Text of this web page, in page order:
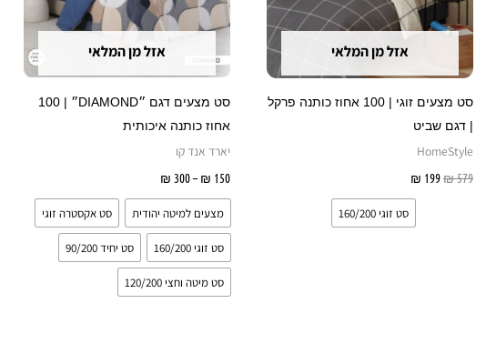
אזל מן המלאי
סט מצעים זוגי | 100 אחוז כותנה פרקל
| דגם שביט
HomeStyle
₪579
₪ 199
לבחור
האפשרויות
בעמוד
סט זוגי 160/200
אזל מן המלאי
סט מצעים דגם ״DIAMOND״ | 100
אחוז כותנה איכותית
יארד אנד קו
₪ 150
–
₪ 300
לבחור
האפשרויות
בעמוד
מצעים למיטה יהודית סט אקסטרה זוגי
סט זוגי 160/200 סט יחיד 90/200
סט מיטה וחצי 120/200